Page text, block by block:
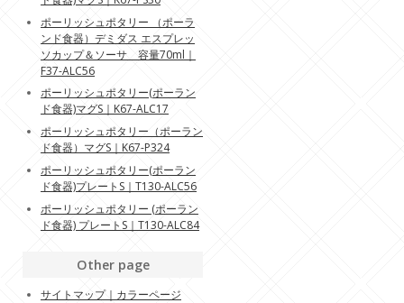
ポーリッシュポタリー （ポーラ
ンド食器）デミダス エスプレッ
ソカップ＆ソーサ 容量70ml｜
F37-ALC56
ポーリッシュポタリー(ポーラン
ド食器)マグS｜K67-ALC17
ポーリッシュポタリー（ポーラン
ド食器）マグS｜K67-P324
ポーリッシュポタリー(ポーラン
ド食器)プレートS｜T130-ALC56
ポーリッシュポタリー (ポーラン
ド食器) プレートS｜T130-ALC84
Other page
サイトマップ｜カラーページ